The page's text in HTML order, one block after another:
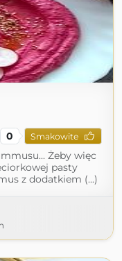
0 Smakowite
Żeby więc
pasty
z dodatkiem (...)